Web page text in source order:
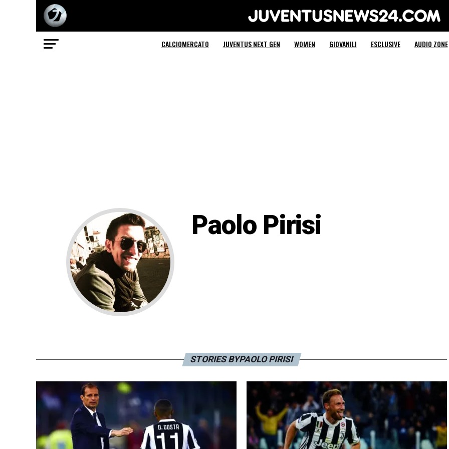
Juventus News 24
CALCIOMERCATO JUVENTUS NEXT GEN WOMEN GIOVANILI ESCLUSIVE AUDIO ZONE
Paolo Pirisi
STORIES BYPAOLO PIRISI